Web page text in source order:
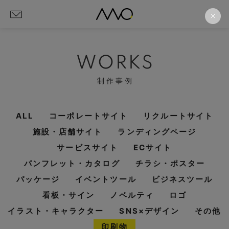
WORKS
制作事例
ALL コーポレートサイト
リクルートサイト
施設・店舗サイト
ランディングページ
サービスサイト
ECサイト
パンフレット・カタログ
チラシ・ポスター
パッケージ
イベントツール
ビジネスツール
看板・サイン
ノベルティ
ロゴ
イラスト・キャラクター
SNS×デザイン
その他
印刷物